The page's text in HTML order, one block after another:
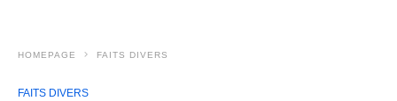
HOMEPAGE FAITS DIVERS
FAITS DIVERS